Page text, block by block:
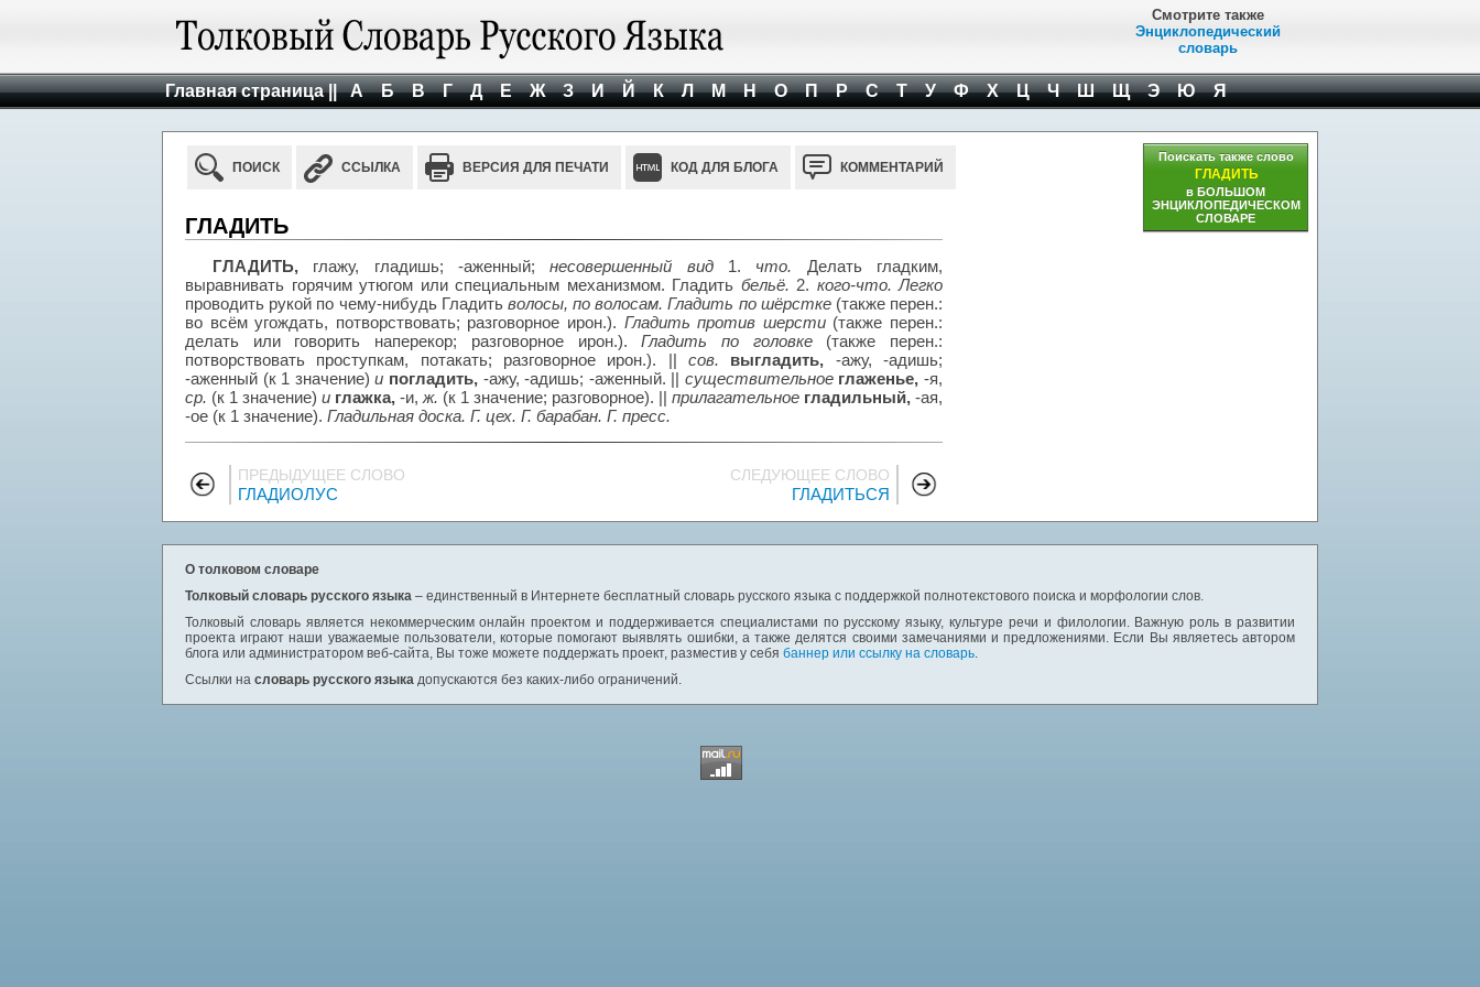
Смотрите также
Энциклопедический
словарь
Главная страница || А Б В Г Д Е Ж З И Й К Л М Н О П Р С Т У Ф Х Ц Ч Ш Щ Э Ю Я
ПОИСК ССЫЛКА ВЕРСИЯ ДЛЯ ПЕЧАТИ КОД ДЛЯ БЛОГА КОММЕНТАРИЙ
ГЛАДИТЬ
ГЛАДИТЬ, глажу, гладишь; -аженный;несовершенный вид1. что. Делать гладким,
выравнивать горячим утюгом или специальным механизмом. Гладить бельё. 2. кого-что. Легко
проводить рукой по чему-нибудь Гладить волосы, по волосам. Гладить по шёрстке(также перен.:
во всём угождать, потворствовать; разговорное ирон.). Гладить против шерсти(также перен.:
делать или говорить наперекор; разговорное ирон.).Гладить по головке (также перен.:
потворствовать проступкам, потакать; разговорное ирон.). || сов. выгладить, -ажу, -адишь;
-аженный (к 1 значение)и погладить,-ажу, -адишь; -аженный. || существительное глаженье, -я,
ср. (к 1 значение) и глажка, -и, ж. (к 1 значение; разговорное). || прилагательное гладильный, -ая,
-ое (к 1 значение). Гладильная доска. Г. цех. Г. барабан. Г. пресс.
ПРЕДЫДУЩЕЕ СЛОВО
ГЛАДИОЛУС
СЛЕДУЮЩЕЕ СЛОВО
ГЛАДИТЬСЯ
Поискать также слово
ГЛАДИТЬ
в БОЛЬШОМ
ЭНЦИКЛОПЕДИЧЕСКОМ
СЛОВАРЕ
О толковом словаре
Толковый словарь русского языка – единственный в Интернете бесплатный словарь русского языка с поддержкой полнотекстового поиска и морфологии слов.
Толковый словарь является некоммерческим онлайн проектом и поддерживается специалистами по русскому языку, культуре речи и филологии. Важную роль в развитии
проекта играют наши уважаемые пользователи, которые помогают выявлять ошибки, а также делятся своими замечаниями и предложениями. Если Вы являетесь автором
блога или администратором веб-сайта, Вы тоже можете поддержать проект, разместив у себя баннер или ссылку на словарь.
Ссылки на словарь русского языка допускаются без каких-либо ограничений.